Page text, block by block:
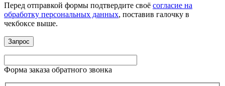
Перед отправкой формы подтвердите своё согласие на
обработку персональных данных, поставив галочку в
чекбоксе выше.
Форма заказа обратного звонка